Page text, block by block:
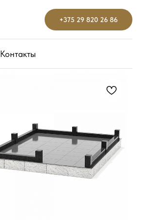
+375 29 820 26 86
Контакты
+375 29 820 26 86
Контакты